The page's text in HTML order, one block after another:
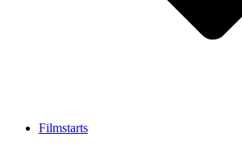
Filmstarts